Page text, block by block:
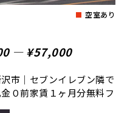
空室あり
― ¥57,000
市｜セブンイレブン隣で
０前家賃１ヶ月分無料フ